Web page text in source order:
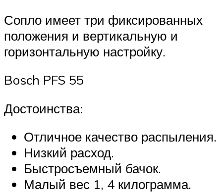
Сопло имеет три фиксированных
положения и вертикальную и
горизонтальную настройку.
Bosch PFS 55
Достоинства:
Отличное качество распыления.
Низкий расход.
Быстросъемный бачок.
Малый вес 1, 4 килограмма.